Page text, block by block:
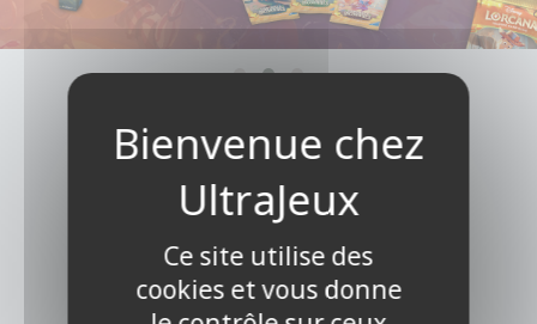
Aucun résultat pour cette
recherche
Ce site utilise des
cookies et vous donne